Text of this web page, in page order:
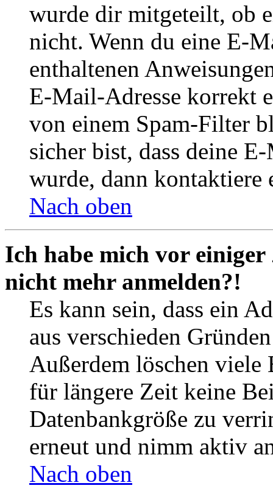
wurde dir mitgeteilt, ob
nicht. Wenn du eine E-
enthaltenen
E-Mail-Adresse korrekt
von einem Spam-Filter
sicher bist, dass deine
wurde, dann kontaktiere
Nach oben
Ich habe mich vor
nicht mehr anmelden?!
Es kann sein, dass ein
aus verschieden
Außerdem löschen viele
für längere Zeit keine
Datenbankgröße zu
erneut und nimm aktiv
Nach oben